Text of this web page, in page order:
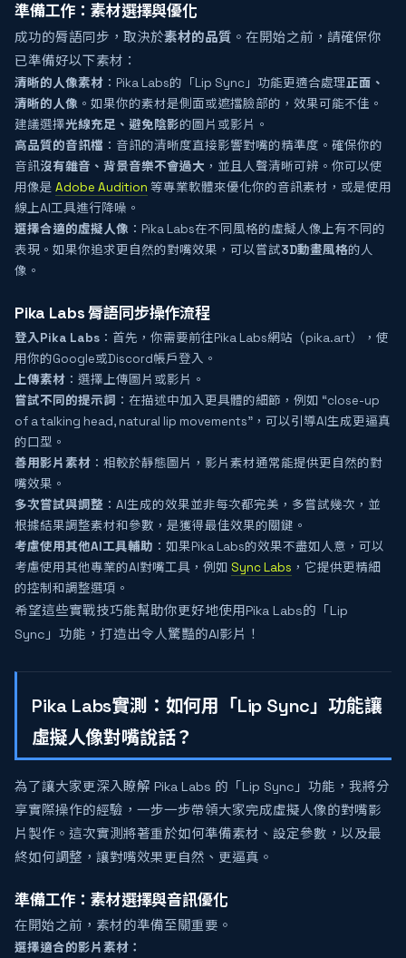
準備工作：素材選擇與優化
成功的脣語同步，取決於素材的品質 。在開始之前，請確保你
已準備好以下素材：
清晰的人像素材 ：Pika Labs的「Lip Sync」功能更適合處理正面、
清晰的人像 。如果你的素材是側面或遮擋臉部的，效果可能不佳。
建議選擇光線充足、避免陰影的圖片或影片。
高品質的音訊檔 ：音訊的清晰度直接影響對嘴的精準度。確保你的
音訊沒有雜音、背景音樂不會過大 ，並且人聲清晰可辨。你可以使
用像是 Adobe Audition 等專業軟體來優化你的音訊素材，或是使用
線上AI工具進行降噪。
選擇合適的虛擬人像 ：Pika Labs在不同風格的虛擬人像上有不同的
表現。如果你追求更自然的對嘴效果，可以嘗試3D動畫風格的人
像。
Pika Labs 脣語同步操作流程
登入Pika Labs ：首先，你需要前往Pika Labs網站（pika.art），使
用你的Google或Discord帳戶登入。
上傳素材 ：選擇上傳圖片或影片。
嘗試不同的提示詞 ：在描述中加入更具體的細節，例如 “close-up
of a talking head, natural lip movements”，可以引導AI生成更逼真
的口型。
善用影片素材 ：相較於靜態圖片，影片素材通常能提供更自然的對
嘴效果。
多次嘗試與調整 ：AI生成的效果並非每次都完美，多嘗試幾次，並
根據結果調整素材和參數，是獲得最佳效果的關鍵。
考慮使用其他AI工具輔助 ：如果Pika Labs的效果不盡如人意，可以
考慮使用其他專業的AI對嘴工具，例如 Sync Labs ，它提供更精細
的控制和調整選項。
希望這些實戰技巧能幫助你更好地使用Pika Labs的「Lip
Sync」功能，打造出令人驚豔的AI影片！
Pika Labs實測：如何用「Lip Sync」功能讓
虛擬人像對嘴說話？
為了讓大家更深入瞭解 Pika Labs 的「Lip Sync」功能，我將分
享實際操作的經驗，一步一步帶領大家完成虛擬人像的對嘴影
片製作。這次實測將著重於如何準備素材、設定參數，以及最
終如何調整，讓對嘴效果更自然、更逼真。
準備工作：素材選擇與音訊優化
在開始之前，素材的準備至關重要。
選擇適合的影片素材：